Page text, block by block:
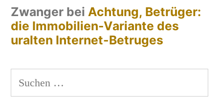
Zwanger bei Achtung, Betrüger:
die Immobilien-Variante des
uralten Internet-Betruges
Suchen